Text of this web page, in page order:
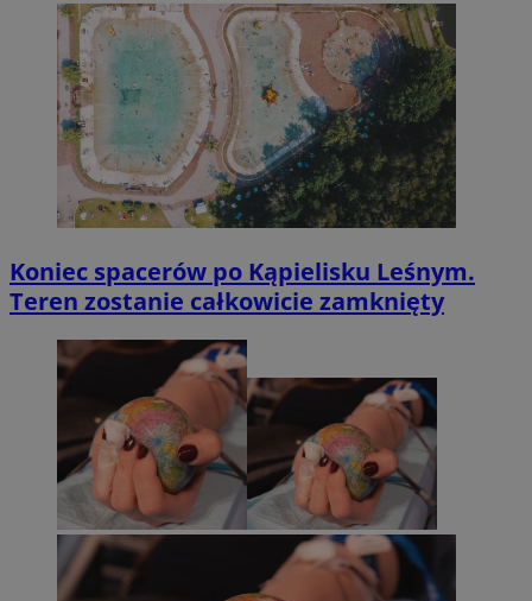
Koniec spacerów po Kąpielisku Leśnym.
Teren zostanie całkowicie zamknięty